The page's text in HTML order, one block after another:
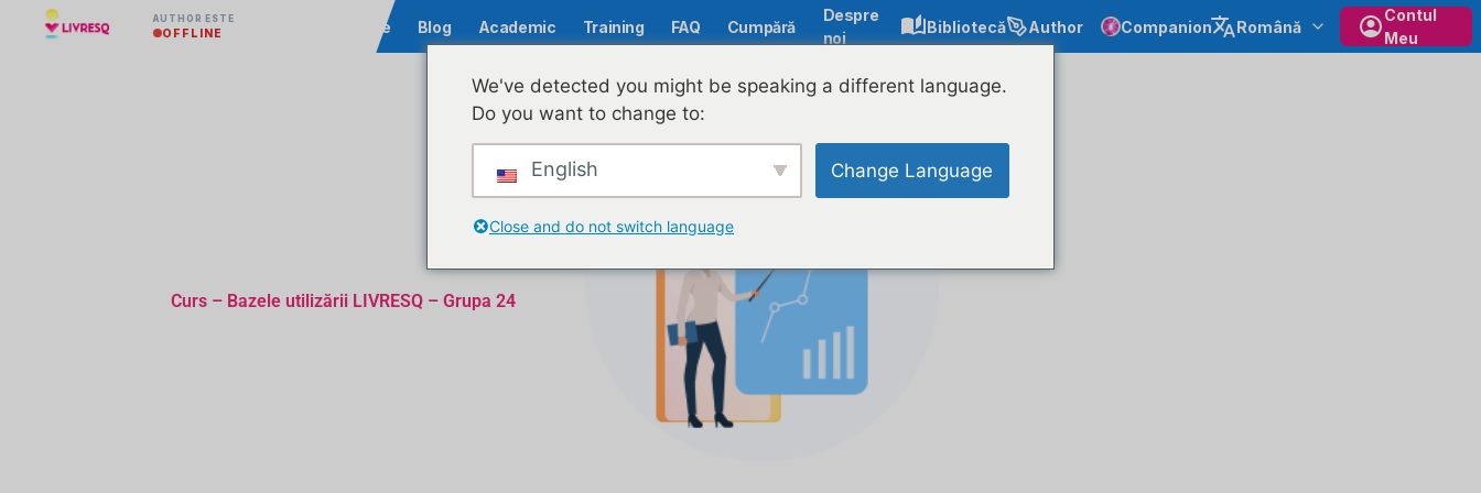
AUTHOR ESTE
OFFLINE Comunitate Blog Academic Training FAQ Cumpără
Despre
noi
Bibliotecă Author Companion Română
Contul
Meu
Curs – Bazele utilizării LIVRESQ – Grupa 24
We've detected you might be speaking a different language.
Do you want to change to:
English Change Language
Close and do not switch language